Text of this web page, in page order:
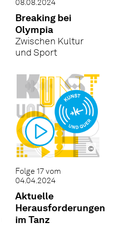
08.08.2024
Breaking bei
Olympia
Zwischen Kultur
und Sport
©
Folge 17 vom
04.04.2024
Aktuelle
Herausforderungen
im Tanz